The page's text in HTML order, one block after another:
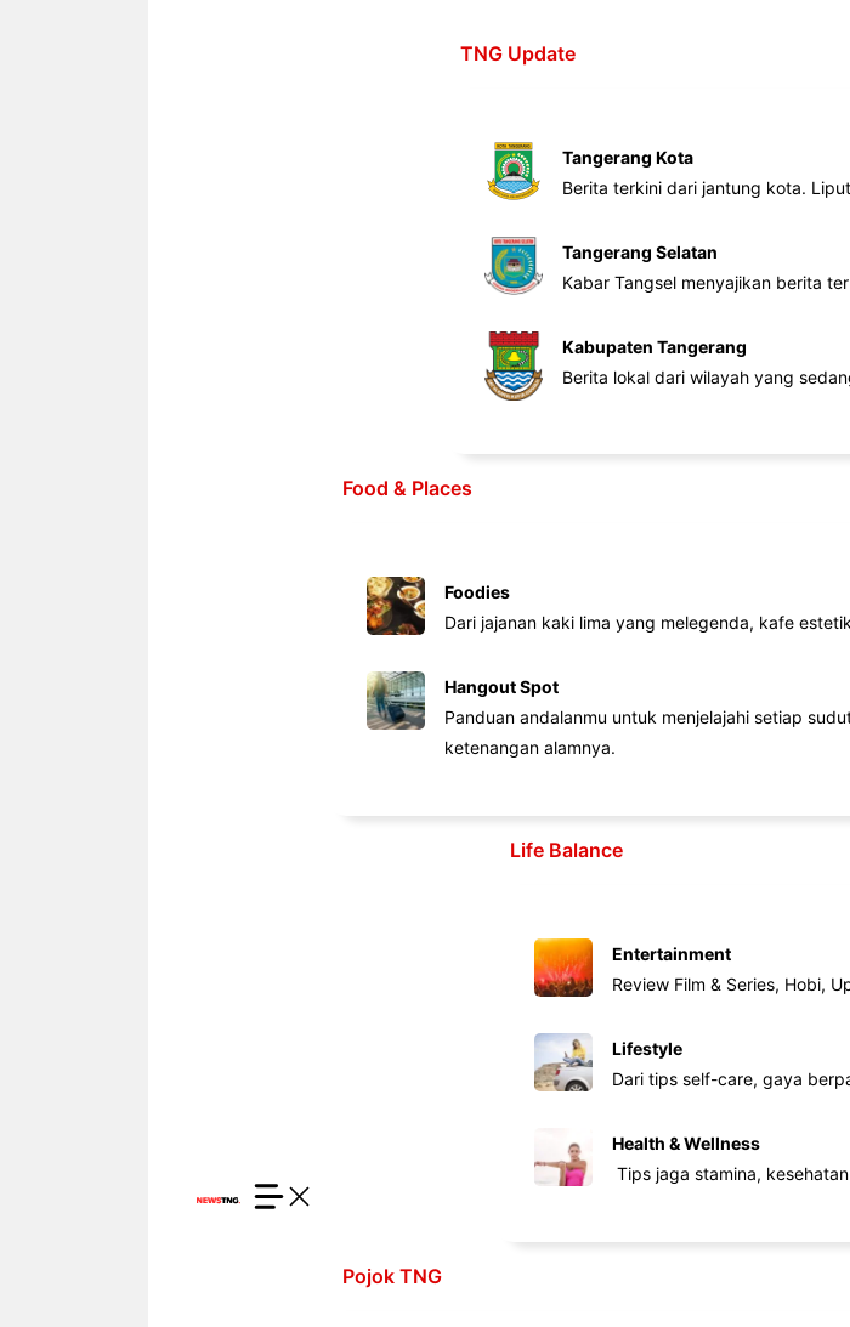
TNG Update
Tangerang Kota
Berita terkini dari jantung kota.
Tangerang Selatan
Kabar Tangsel menyajikan berita
Kabupaten Tangerang
Berita lokal dari wilayah yang
Food & Places
Foodies
Dari jajanan kaki lima yang melegenda, kafe
Hangout Spot
Panduan andalanmu untuk menjelajahi setiap
ketenangan alamnya.
Life Balance
Entertainment
Review Film & Series, Hobi,
Lifestyle
Dari tips self-care, gaya
Health & Wellness
Tips jaga stamina,
Pojok TNG